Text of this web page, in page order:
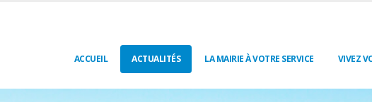
ACCUEIL ACTUALITÉS LA MAIRIE À VOTRE SERVICE VIVEZ